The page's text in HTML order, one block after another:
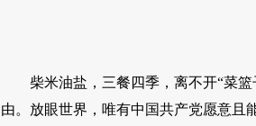
柴米油盐，三餐四季，离不开“菜
由。放眼世界，唯有中国共产党愿意且